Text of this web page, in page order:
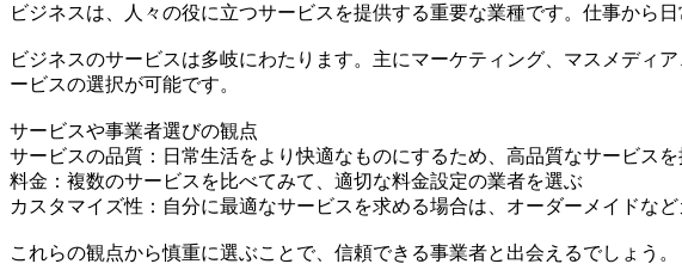
ビジネスは、人々の役に立つサービスを提供する重要な業種です。仕事から
ビジネスのサービスは多岐にわたります。主にマーケティング、マスメディ
ービスの選択が可能です。
サービスや事業者選びの観点
サービスの品質：日常生活をより快適なものにするため、高品質なサービス
料金：複数のサービスを比べてみて、適切な料金設定の業者を選ぶ
カスタマイズ性：自分に最適なサービスを求める場合は、オーダーメイドな
これらの観点から慎重に選ぶことで、信頼できる事業者と出会えるでしょう。